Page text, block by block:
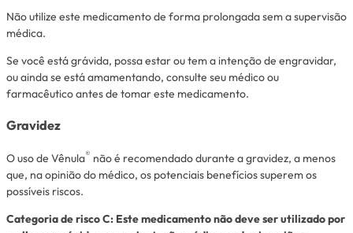
Não utilize este medicamento de forma prolongada sem a supervisão
médica.
Se você está grávida, possa estar ou tem a intenção de engravidar,
ou ainda se está amamentando, consulte seu médico ou
farmacêutico antes de tomar este medicamento.
Gravidez
O uso de Vênula® não é recomendado durante a gravidez, a menos
que, na opinião do médico, os potenciais benefícios superem os
possíveis riscos.
Categoria de risco C: Este medicamento não deve ser utilizado por